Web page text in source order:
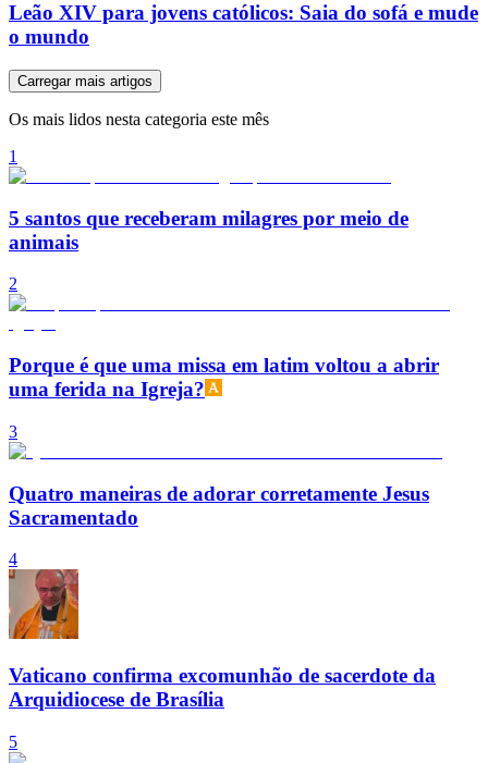
Leão XIV para jovens católicos: Saia do sofá e mude
o mundo
Carregar mais artigos
Os mais lidos nesta categoria este mês
1
5 santos que receberam milagres por meio de
animais
2
Porque é que uma missa em latim voltou a abrir
uma ferida na Igreja?
3
Quatro maneiras de adorar corretamente Jesus
Sacramentado
4
Vaticano confirma excomunhão de sacerdote da
Arquidiocese de Brasília
5